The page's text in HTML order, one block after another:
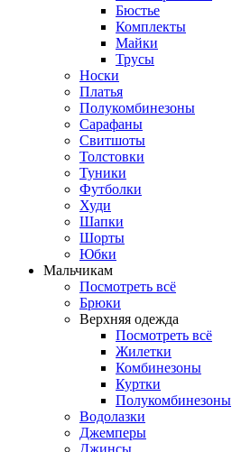
Бюстье
Комплекты
Майки
Трусы
Носки
Платья
Полукомбинезоны
Сарафаны
Свитшоты
Толстовки
Туники
Футболки
Худи
Шапки
Шорты
Юбки
Мальчикам
Посмотреть всё
Брюки
Верхняя одежда
Посмотреть всё
Жилетки
Комбинезоны
Куртки
Полукомбинезоны
Водолазки
Джемперы
Джинсы